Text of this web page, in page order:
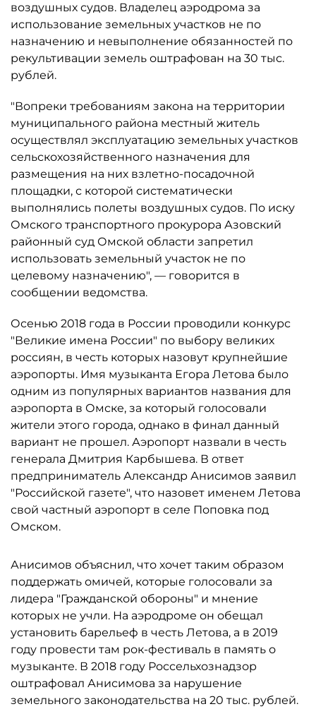
воздушных судов. Владелец аэродрома за
использование земельных участков не по
назначению и невыполнение обязанностей по
рекультивации земель оштрафован на 30 тыс.
рублей.
"Вопреки требованиям закона на территории
муниципального района местный житель
осуществлял эксплуатацию земельных участков
сельскохозяйственного назначения для
размещения на них взлетно-посадочной
площадки, с которой систематически
выполнялись полеты воздушных судов. По иску
Омского транспортного прокурора Азовский
районный суд Омской области запретил
использовать земельный участок не по
целевому назначению", — говорится в
сообщении ведомства.
Осенью 2018 года в России проводили конкурс
"Великие имена России" по выбору великих
россиян, в честь которых назовут крупнейшие
аэропорты. Имя музыканта Егора Летова было
одним из популярных вариантов названия для
аэропорта в Омске, за который голосовали
жители этого города, однако в финал данный
вариант не прошел. Аэропорт назвали в честь
генерала Дмитрия Карбышева. В ответ
предприниматель Александр Анисимов заявил
"Российской газете", что назовет именем Летова
свой частный аэропорт в селе Поповка под
Омском.
Анисимов объяснил, что хочет таким образом
поддержать омичей, которые голосовали за
лидера "Гражданской обороны" и мнение
которых не учли. На аэродроме он обещал
установить барельеф в честь Летова, а в 2019
году провести там рок-фестиваль в память о
музыканте. В 2018 году Россельхознадзор
оштрафовал Анисимова за нарушение
земельного законодательства на 20 тыс. рублей.